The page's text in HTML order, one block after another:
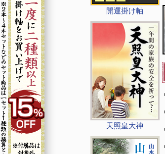
開運掛け軸
天照皇大神